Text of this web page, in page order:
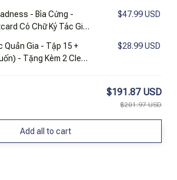
Dành Cho Độc Giả
- Bìa Cứng -
Có Chữ Ký Tác Giả
$47.99 USD
Quản Gia - Tập 15 +
- Tặng Kèm 2 Clear
$28.99 USD
$191.87 USD
$201.97 USD
Add all to cart